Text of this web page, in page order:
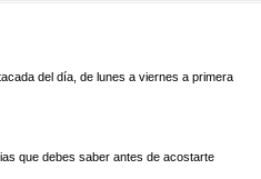
del día, de lunes a viernes a primera
que debes saber antes de acostarte